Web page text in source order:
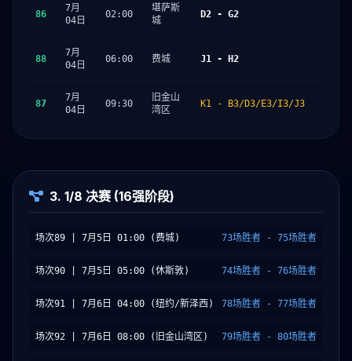
86
7月
04日
02:00
堪萨斯
城
D2 - G2
88
7月
04日
06:00 费城 J1 - H2
87
7月
04日
09:30
旧金山
湾区
K1 - B3/D3/E3/I3/J3
3. 1/8 决赛 (16强阶段)
场次89 | 7月5日 01:00 (费城) 73场胜者 - 75场胜者
场次90 | 7月5日 05:00 (休斯敦) 74场胜者 - 76场胜者
场次91 | 7月6日 04:00 (纽约/新泽西) 78场胜者 - 77场胜者
场次92 | 7月6日 08:00 (旧金山湾区) 79场胜者 - 80场胜者